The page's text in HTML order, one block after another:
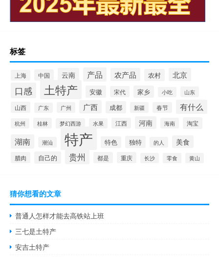
标签
上海 中国 云南 产品 农产品 农村 北京
口感 土特产 安徽 宋代 家乡 小吃 山东
山西 广东 广州 广西 成都 新疆 春节 有什么
杭州 桂林 梦幻西游 水果 江西 河南 海南 淘宝
湖南 潮汕 特产 特色 独特 的人 美食
腊肉 自己的 贵州 都是 重庆 长沙 零食 黄山
猜你想看的文章
普通人怎样才能去高铁站上班
三七是土特产
安吉土特产